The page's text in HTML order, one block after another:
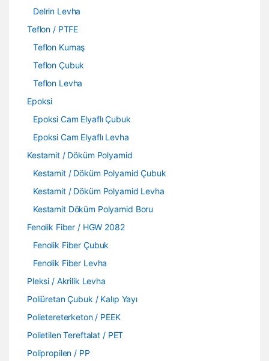
Delrin Levha
Teflon / PTFE
Teflon Kumaş
Teflon Çubuk
Teflon Levha
Epoksi
Epoksi Cam Elyaflı Çubuk
Epoksi Cam Elyaflı Levha
Kestamit / Döküm Polyamid
Kestamit / Döküm Polyamid Çubuk
Kestamit / Döküm Polyamid Levha
Kestamit Döküm Polyamid Boru
Fenolik Fiber / HGW 2082
Fenolik Fiber Çubuk
Fenolik Fiber Levha
Pleksi / Akrilik Levha
Poliüretan Çubuk / Kalıp Yayı
Polietereterketon / PEEK
Polietilen Tereftalat / PET
Polipropilen / PP